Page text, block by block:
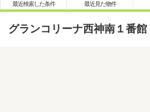
最近検索した条件 最近見た物件
グランコリーナ西神南１番館